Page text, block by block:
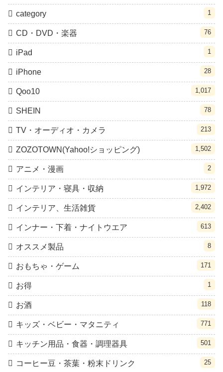
category 1
CD・DVD・楽器 76
iPad 1
iPhone 28
Qoo10 1,017
SHEIN 78
TV・オーディオ・カメラ 213
ZOZOTOWN(Yahoo!ショッピング) 1,502
アニメ・漫画 2
インテリア・寝具・収納 1,972
インテリア、生活雑貨 2,402
インナー・下着・ナイトウエア 613
オススメ製品 8
おもちゃ・ゲーム 171
お得 1
お酒 118
キッズ・ベビー・マタニティ 771
キッチン用品・食器・調理器具 501
コーヒー豆・茶葉・粉末ドリンク 25